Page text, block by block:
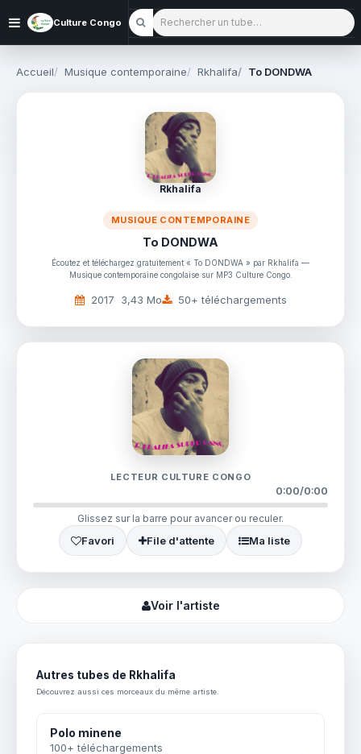
Culture Congo Rechercher un tube
Accueil Musique contemporaine Rkhalifa To DONDWA
Rkhalifa
MUSIQUE CONTEMPORAINE
To DONDWA
Écoutez et téléchargez gratuitement « To DONDWA » par Rkhalifa —
Musique contemporaine congolaise sur MP3 Culture Congo.
2017 3,43 Mo 50+ téléchargements
LECTEUR CULTURE CONGO
0:00/0:00
Glissez sur la barre pour avancer ou reculer.
Favori File d'attente Ma liste
Voir l'artiste
Autres tubes de Rkhalifa
Découvrez aussi ces morceaux du même artiste.
Polo minene
100+ téléchargements